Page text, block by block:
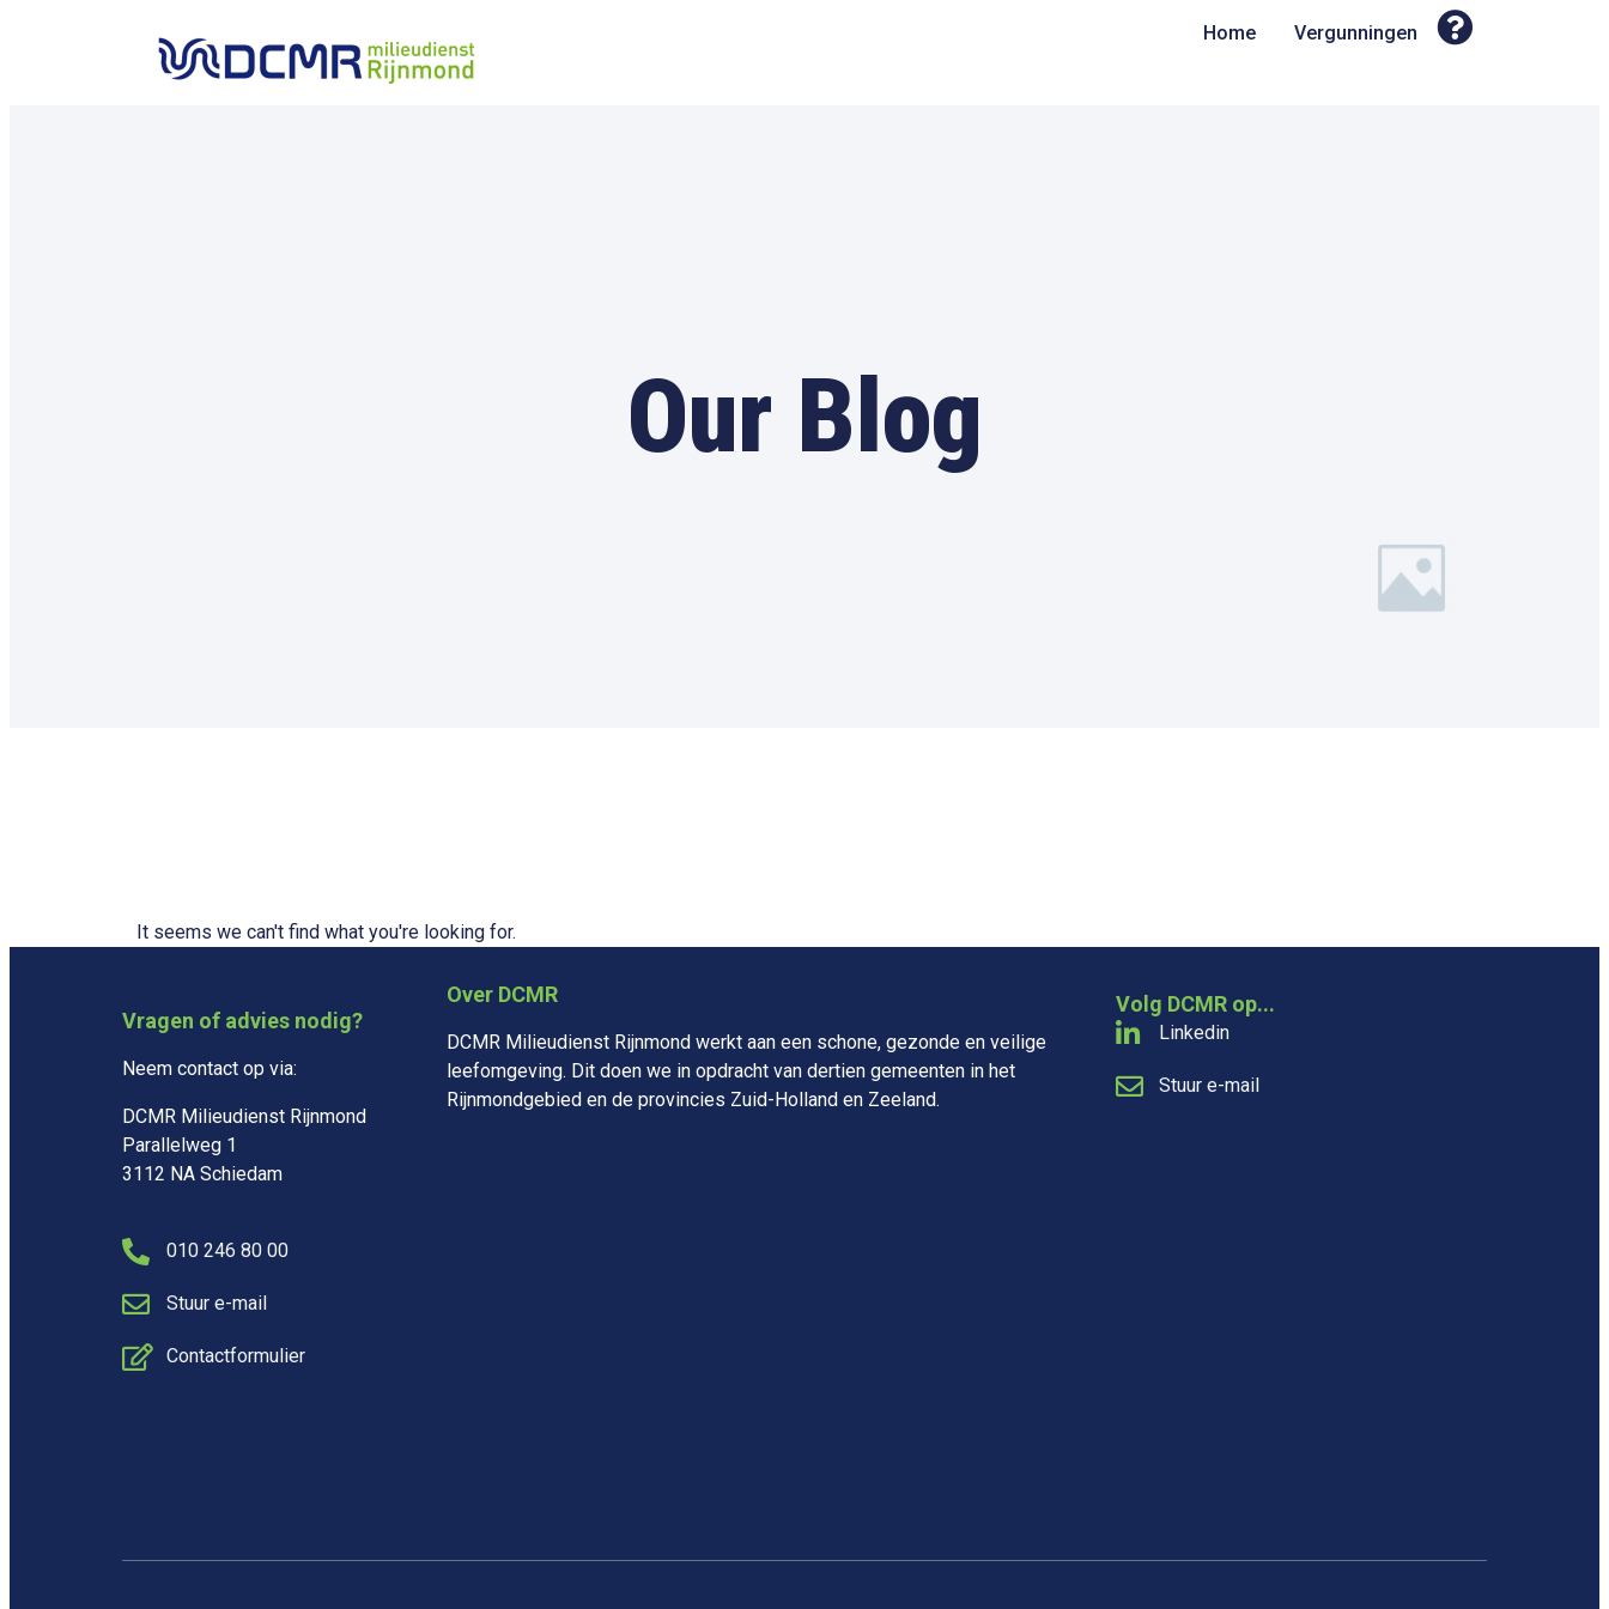
Home Vergunningen
Our Blog
It seems we can't find what you're looking for.
Vragen of advies nodig?
Neem contact op via:
DCMR Milieudienst Rijnmond
Parallelweg 1
3112 NA Schiedam
010 246 80 00
Stuur e-mail
Contactformulier
Over DCMR
DCMR Milieudienst Rijnmond werkt aan een schone, gezonde en veilige
leefomgeving. Dit doen we in opdracht van dertien gemeenten in het
Rijnmondgebied en de provincies Zuid-Holland en Zeeland.
Volg DCMR op...
Linkedin
Stuur e-mail